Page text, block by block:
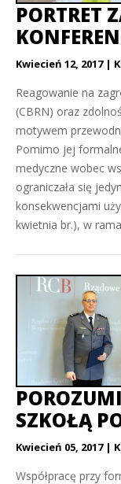
PORTRET
Kwiecień 12, 2017
Reagowanie na
(CBRN) oraz
motywem
Pomimo jej
medyczne wobec
ograniczała się
konsekwencjami
kwietnia br.), w
SZKOŁĄ
Kwiecień 05, 2017
Współpracę przy